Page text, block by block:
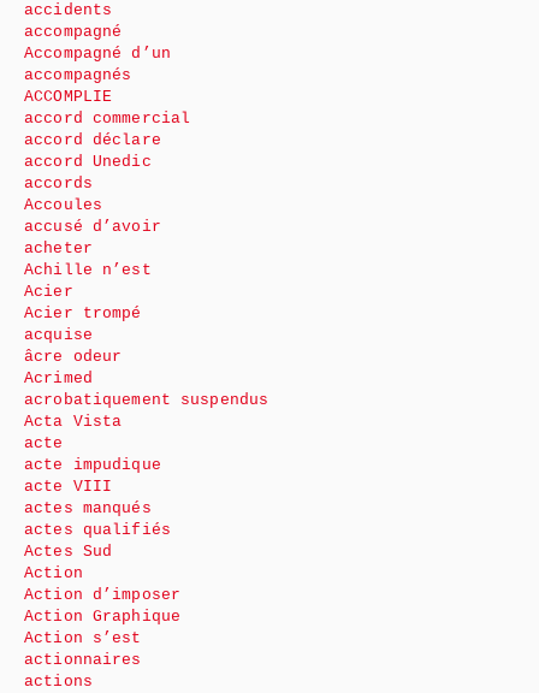
accidents
accompagné
Accompagné d’un
accompagnés
ACCOMPLIE
accord commercial
accord déclare
accord Unedic
accords
Accoules
accusé d’avoir
acheter
Achille n’est
Acier
Acier trompé
acquise
âcre odeur
Acrimed
acrobatiquement suspendus
Acta Vista
acte
acte impudique
acte VIII
actes manqués
actes qualifiés
Actes Sud
Action
Action d’imposer
Action Graphique
Action s’est
actionnaires
actions